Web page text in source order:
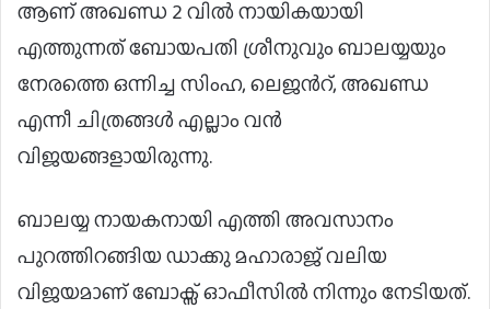
ആണ് അഖണ്ഡ 2 വിൽ നായികയായി
എത്തുന്നത് ബോയപതി ശ്രീനുവും ബാലയ്യയും
നേരത്തെ ഒന്നിച്ച സിംഹ, ലെജന്‍റ്, അഖണ്ഡ
എന്നീ ചിത്രങ്ങള്‍ എല്ലാം വന്‍
വിജയങ്ങളായിരുന്നു.
ബാലയ്യ നായകനായി എത്തി അവസാനം
പുറത്തിറങ്ങിയ ഡാക്കു മഹാരാജ് വലിയ
വിജയമാണ് ബോക്സ് ഓഫീസിൽ നിന്നും നേടിയത്.